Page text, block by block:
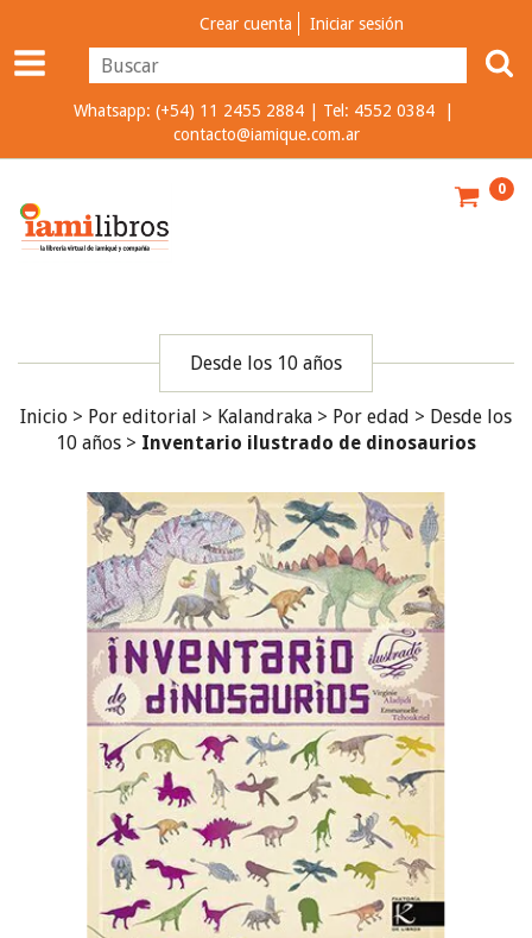
Crear cuenta Iniciar sesión
Whatsapp: (+54) 11 2455 2884 | Tel: 4552 0384 |
contacto@iamique.com.ar
0
Desde los 10 años
Inicio > Por editorial > Kalandraka > Por edad > Desde los
10 años > Inventario ilustrado de dinosaurios